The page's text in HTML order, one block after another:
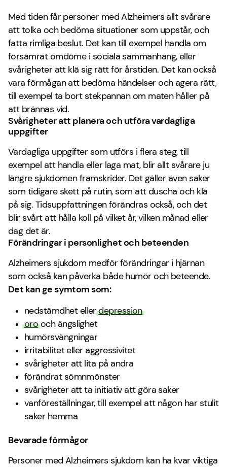
Med tiden får personer med Alzheimers allt svårare
att tolka och bedöma situationer som uppstår, och
fatta rimliga beslut. Det kan till exempel handla om
försämrat omdöme i sociala sammanhang, eller
svårigheter att klä sig rätt för årstiden. Det kan också
vara förmågan att bedöma händelser och agera rätt,
till exempel ta bort stekpannan om maten håller på
att brännas vid.
Svårigheter att planera och utföra vardagliga
uppgifter
Vardagliga uppgifter som utförs i flera steg, till
exempel att handla eller laga mat, blir allt svårare ju
längre sjukdomen framskrider. Det gäller även saker
som tidigare skett på rutin, som att duscha och klä
på sig. Tidsuppfattningen förändras också, och det
blir svårt att hålla koll på vilket år, vilken månad eller
dag det är.
Förändringar i personlighet och beteenden
Alzheimers sjukdom medför förändringar i hjärnan
som också kan påverka både humör och beteende.
Det kan ge symtom som:
nedstämdhet ellerdepression
orooch ängslighet
humörsvängningar
irritabilitet eller aggressivitet
svårigheter att lita på andra
förändrat sömnmönster
svårigheter att ta initiativ att göra saker
vanföreställningar, till exempel att någon har stulit
saker hemma
Bevarade förmågor
Personer med Alzheimers sjukdom kan ha kvar viktiga